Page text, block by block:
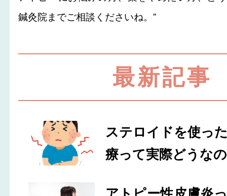
鍼灸院までご相談くださいね。”
最新記事
ステロイドを使っ
療って実際どうな